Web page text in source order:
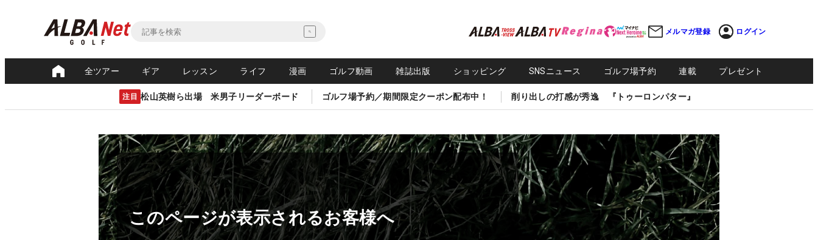
メルマガ登録 ログイン
全ツアー ギア レッスン ライフ 漫画 ゴルフ動画 雑誌出版 ショッピング SNSニュース ゴルフ場予約 連載 プレゼント
注目 松山英樹ら出場 米男子リーダーボード ゴルフ場予約／期間限定クーポン配布中！ 削り出しの打感が秀逸 『トゥーロンパター』
このページが表示されるお客様へ